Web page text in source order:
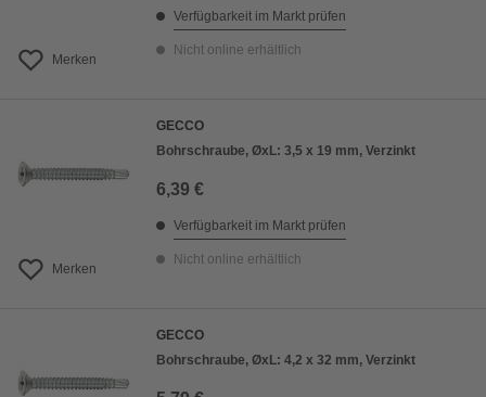
Merken
Verfügbarkeit im Markt prüfen
Nicht online erhältlich
Merken
GECCO
Bohrschraube, ØxL: 3,5 x 19 mm, Verzinkt
6,39 €
Verfügbarkeit im Markt prüfen
Nicht online erhältlich
GECCO
Bohrschraube, ØxL: 4,2 x 32 mm, Verzinkt